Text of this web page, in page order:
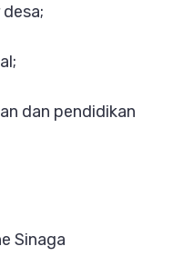
dan pendidikan
Sinaga